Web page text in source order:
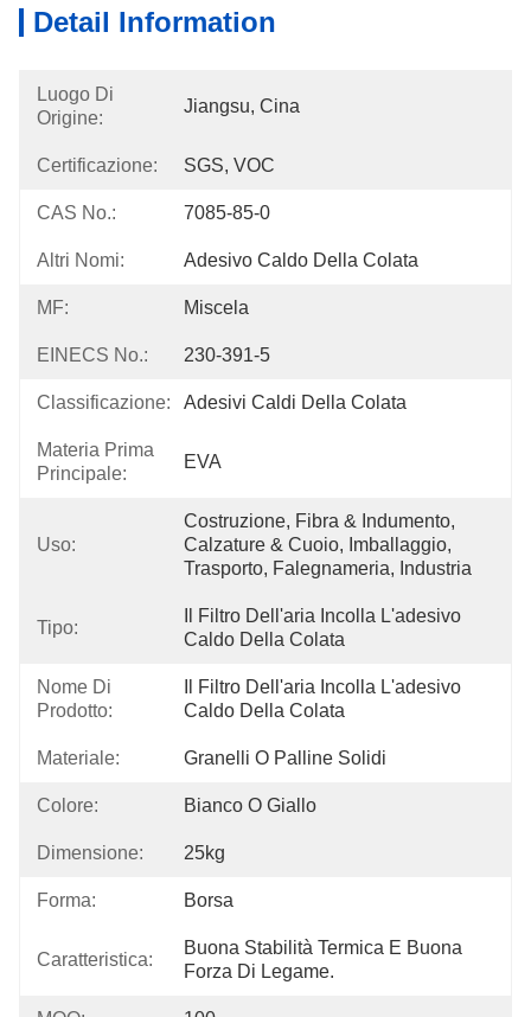
Detail Information
Luogo Di
Origine:
Jiangsu, Cina
Certificazione: SGS, VOC
CAS No.: 7085-85-0
Altri Nomi: Adesivo Caldo Della Colata
MF: Miscela
EINECS No.: 230-391-5
Classificazione: Adesivi Caldi Della Colata
Materia Prima
Principale:
EVA
Uso:
Costruzione, Fibra & Indumento,
Calzature & Cuoio, Imballaggio,
Trasporto, Falegnameria, Industria
Tipo:
Il Filtro Dell'aria Incolla L'adesivo
Caldo Della Colata
Nome Di
Prodotto:
Il Filtro Dell'aria Incolla L'adesivo
Caldo Della Colata
Materiale: Granelli O Palline Solidi
Colore: Bianco O Giallo
Dimensione: 25kg
Forma: Borsa
Caratteristica:
Buona Stabilità Termica E Buona
Forza Di Legame.